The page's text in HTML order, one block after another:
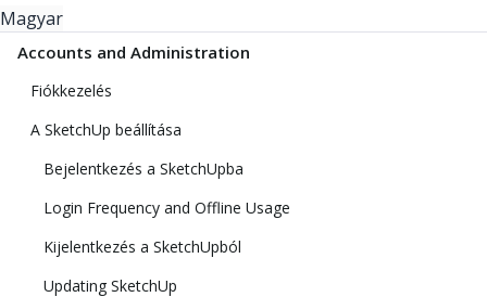
Magyar
Accounts and Administration
Fiókkezelés
A SketchUp beállítása
Bejelentkezés a SketchUpba
Login Frequency and Offline Usage
Kijelentkezés a SketchUpból
Updating SketchUp